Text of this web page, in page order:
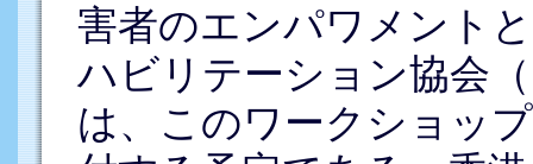
害者のエンパワメント
ハビリテーション協会
は、このワークショッ